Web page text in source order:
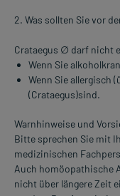
2. Was sollten Sie vor
Crataegus ∅ darf nicht
Wenn Sie
Wenn Sie allergisch
(Crataegus)sind.
Warnhinweise und
Bitte sprechen Sie mit
medizinischen
Auch homöopathische
nicht über längere Zeit